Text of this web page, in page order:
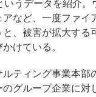
うデータを紹介。
など、一度ファイ
、被害が拡大する
けている。
ティング事業本部
グループ企業に対